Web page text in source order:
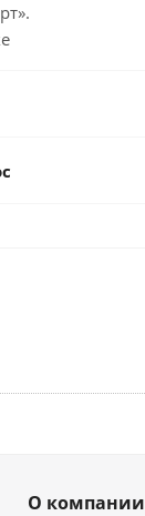
О компании